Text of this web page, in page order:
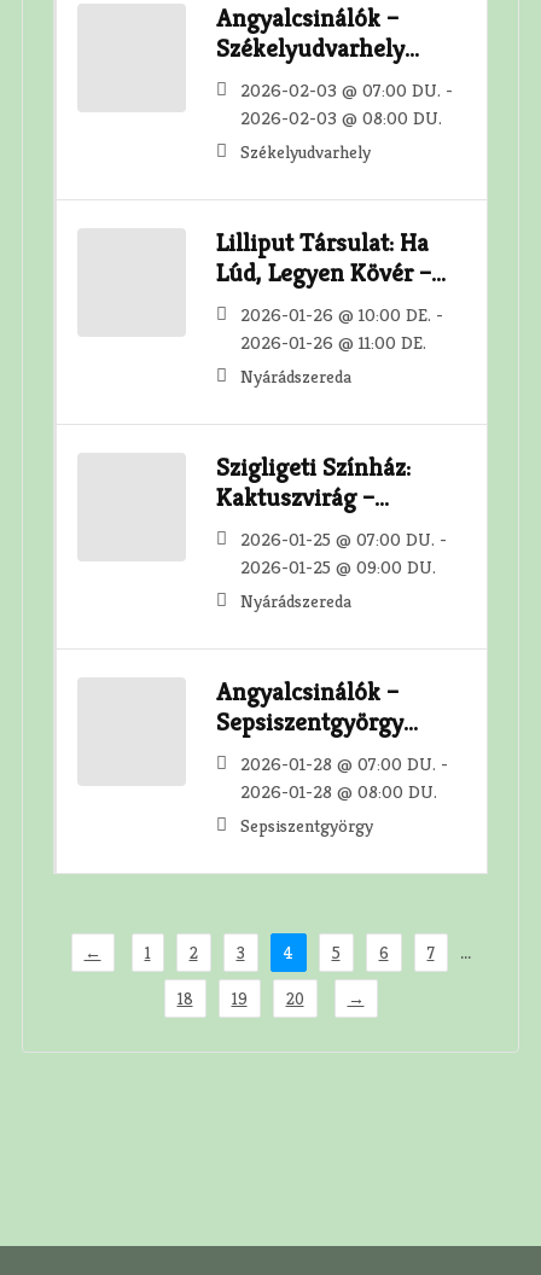
Angyalcsinálók –
Székelyudvarhely
19:00
2026-02-03 @ 07:00 DU. -
2026-02-03 @ 08:00 DU.
Székelyudvarhely
Lilliput Társulat: Ha
Lúd, Legyen Kövér –
Nyárádszereda 10:00
2026-01-26 @ 10:00 DE. -
2026-01-26 @ 11:00 DE.
Nyárádszereda
Szigligeti Színház:
Kaktuszvirág –
Nyárádszereda 19:00
2026-01-25 @ 07:00 DU. -
2026-01-25 @ 09:00 DU.
Nyárádszereda
Angyalcsinálók –
Sepsiszentgyörgy
19:00
2026-01-28 @ 07:00 DU. -
2026-01-28 @ 08:00 DU.
Sepsiszentgyörgy
← 1 2 3 4 5 6 7 ...
18 19 20 →